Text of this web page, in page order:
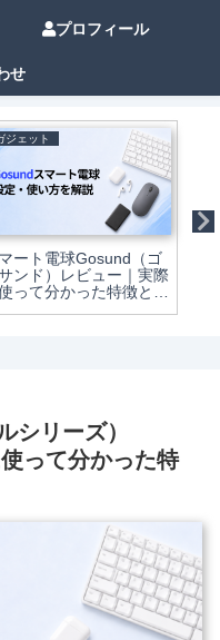
プロフィール
せ
ジェット
ート電球Gosund（ゴ
ンド）レビュー｜実際
って分かった特徴と注
シリーズ）
って分かった特